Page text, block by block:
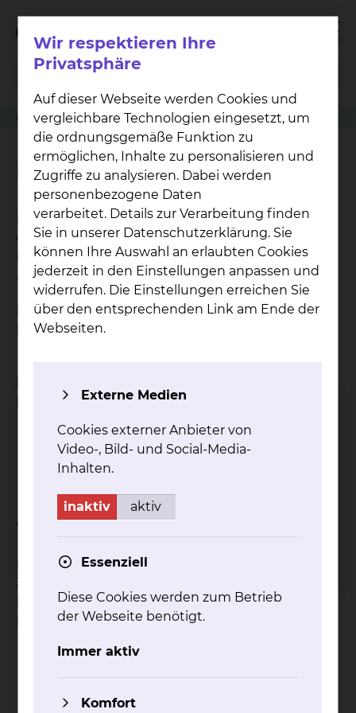
Klinikwegweiser Physiotherapie Lasertherapie
Lasertherapie
Bei der Lasertherapie wird eine Lichtverstärkung
durch induzierte Strahlungsemission genutzt
ightAmplification byStimulatedEmission of
adiation).
Hierbei wirkt ein elektromagnetisch gebündelter
Lichtstrahl auf das Gewebe ein.
Behandlungsverfahren geeignet?
Alle Erkrankungen der Rheumatologie und
Traumatologie
Degenerative Wirbelsäulenerkrankungen
Welche Ziele hat die Behandlung?
Biostimulation, das heißt die Förderung von
Zellwachstum und Zellregeneration,
Beschleunigung von Stoffwechselvorgängen und
Immunabwehr.
Bildnachweise
Entgelttransparenz
Wir respektieren Ihre
Privatsphäre
Auf dieser Webseite werden Cookies und
vergleichbare Technologien eingesetzt, um
die ordnungsgemäße Funktion zu
ermöglichen, Inhalte zu personalisieren und
Zugriffe zu analysieren. Dabei werden
personenbezogene Daten
verarbeitet. Details zur Verarbeitung finden
Sie in unserer Datenschutzerklärung. Sie
können Ihre Auswahl an erlaubten Cookies
jederzeit in den Einstellungen anpassen und
widerrufen. Die Einstellungen erreichen Sie
über den entsprechenden Link am Ende der
Webseiten.
Externe Medien
Cookies externer Anbieter von
Video-, Bild- und Social-Media-
Inhalten.
inaktiv aktiv
Essenziell
Diese Cookies werden zum Betrieb
der Webseite benötigt.
Immer aktiv
Komfort